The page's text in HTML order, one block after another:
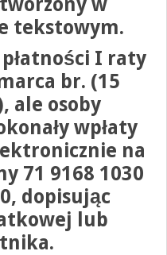
tekstowym.
I raty
br. (15
ale osoby
wpłaty
na
71 9168 1030
, dopisując
lub